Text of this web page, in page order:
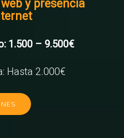
y presencia
1.500 – 9.500€
Hasta 2.000€